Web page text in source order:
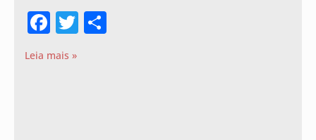
Facebook
Twitter
Leia mais »